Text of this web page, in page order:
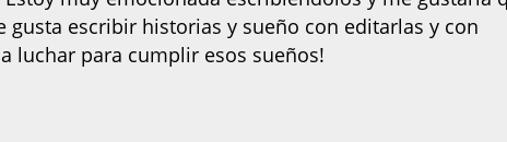
gusta escribir historias y sueño con editarlas y con
luchar para cumplir esos sueños!